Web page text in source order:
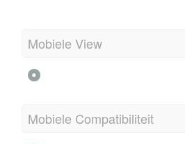
Mobiele View
Mobiele Compatibiliteit